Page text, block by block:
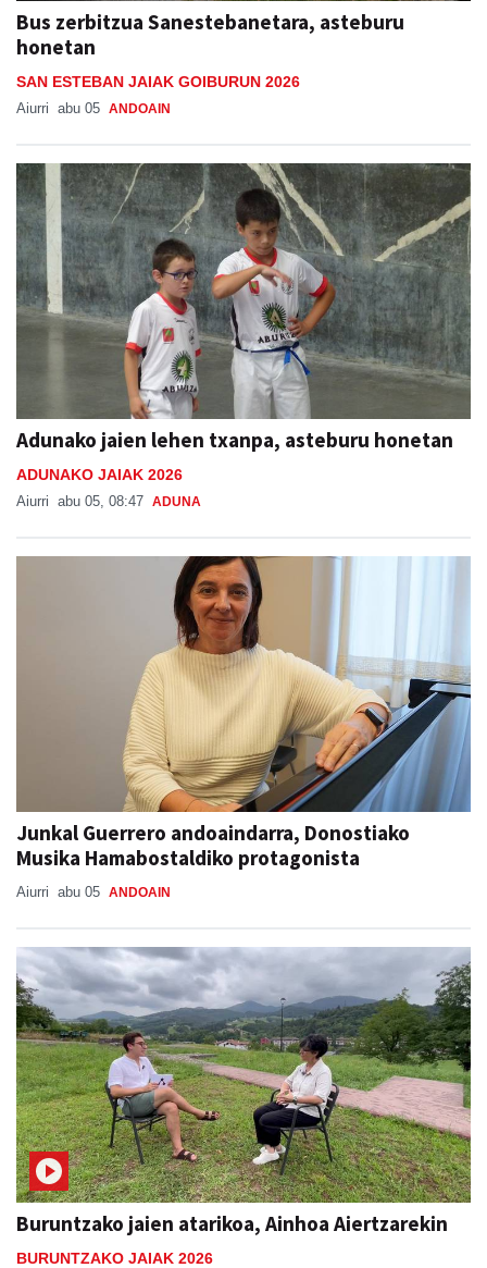
Bus zerbitzua Sanestebanetara, asteburu
honetan
SAN ESTEBAN JAIAK GOIBURUN 2026
Aiurri abu 05 ANDOAIN
Adunako jaien lehen txanpa, asteburu honetan
ADUNAKO JAIAK 2026
Aiurri abu 05, 08:47 ADUNA
Junkal Guerrero andoaindarra, Donostiako
Musika Hamabostaldiko protagonista
Aiurri abu 05 ANDOAIN
Buruntzako jaien atarikoa, Ainhoa Aiertzarekin
BURUNTZAKO JAIAK 2026